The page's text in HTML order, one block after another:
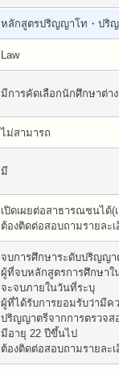
หลักสูตรปริญญาโท・ปริ
Law
มีการคัดเลือกนักศึกษาต่า
ไม่สามารถ
มี
เปิดเผยต่อสาธารณชนได้
ต้องติดต่อสอบถามรายละเ
จบการศึกษาระดับปริญญ
ผู้ที่จบหลักสูตรการศึกษาใ
จะจบภายในวันที่ระบุ
ผู้ที่ได้รับการยอมรับว่ามีค
ปริญญาตรีจากการตรวจส
มีอายุ 22 ปีขึ้นไป
ต้องติดต่อสอบถามรายละเ